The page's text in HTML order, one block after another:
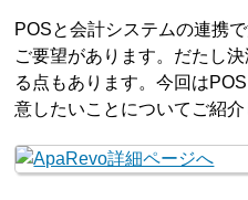
POSと会計システムの連携
ご要望があります。だたし
る点もあります。今回は
意したいことについてご紹介